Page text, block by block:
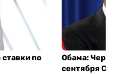
по
Обама:
сентября